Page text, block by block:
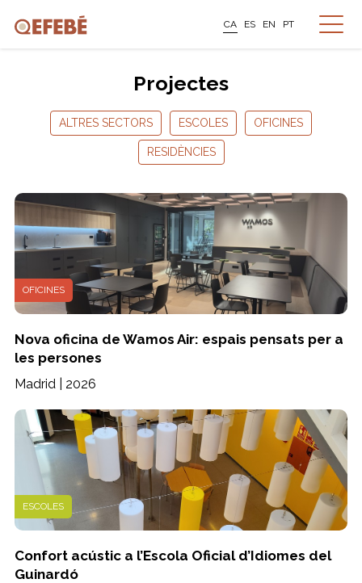
CA ES EN PT
Projectes
ALTRES SECTORS ESCOLES OFICINES
RESIDÈNCIES
OFICINES
Nova oficina de Wamos Air: espais pensats per a
les persones
Madrid | 2026
ESCOLES
Confort acústic a l’Escola Oficial d’Idiomes del
Guinardó